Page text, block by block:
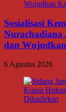
Sosialisasi
Nurachadiana
dan
6 Agustus 2026